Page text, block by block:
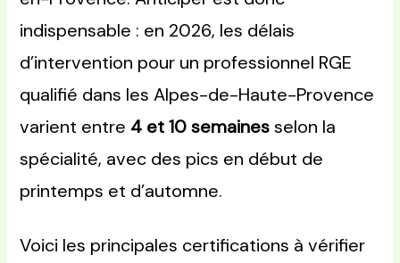
indispensable : en 2026, les délais
d’intervention pour un professionnel RGE
qualifié dans les Alpes-de-Haute-Provence
varient entre 4 et 10 semainesselon la
spécialité, avec des pics en début de
printemps et d’automne.
Voici les principales certifications à vérifier